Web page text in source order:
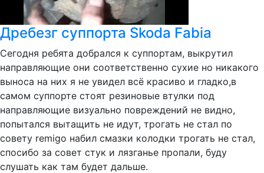
Дребезг суппорта Skoda Fabia
Сегодня ребята добрался к суппортам, выкрутил
направляющие они соответственно сухие но никакого
выноса на них я не увидел всё красиво и гладко,в
самом суппорте стоят резиновые втулки под
направляющие визуально повреждений не видно,
попытался вытащить не идут, трогать не стал по
совету rеmigo набил смазки колодки трогать не стал,
спосибо за совет стук и лязганье пропали, буду
слушать как там будет дальше.